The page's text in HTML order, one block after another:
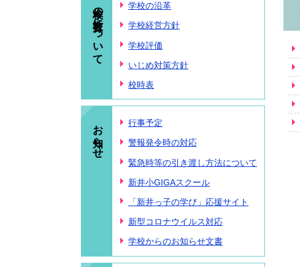
本校の教育について 学校の沿革
学校経営方針
学校評価
いじめ対策方針
校時表
お知らせ 行事予定
警報発令時の対応
緊急時等の引き渡し方法について
新井小GIGAスクール
「新井っ子の学び」応援サイト
新型コロナウイルス対応
学校からのお知らせ文書